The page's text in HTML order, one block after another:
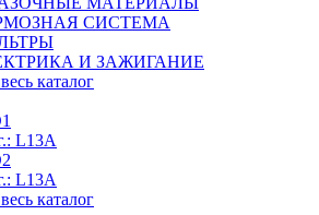
СИСТЕМА
И ЗАЖИГАНИЕ
каталог
L13A
L13A
каталог